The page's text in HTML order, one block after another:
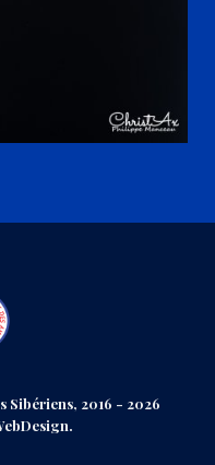
Sibériens, 2016 - 2026